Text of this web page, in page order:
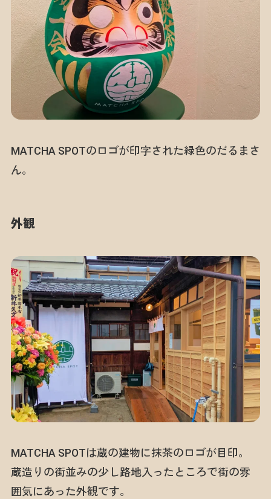
MATCHA SPOTのロゴが印字された緑色のだるまさ
ん。
外観
MATCHA SPOTは蔵の建物に抹茶のロゴが目印。
蔵造りの街並みの少し路地入ったところで街の雰
囲気にあった外観です。